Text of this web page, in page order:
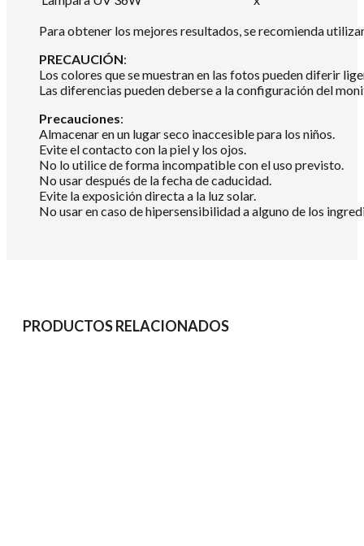
Para obtener los mejores resultados, se recomienda
PRECAUCIÓN:
Los colores que se muestran en las fotos pueden diferir
Las diferencias pueden deberse a la configuración del
Precauciones:
Almacenar en un lugar seco inaccesible para los niños.
Evite el contacto con la piel y los ojos.
No lo utilice de forma incompatible con el uso previsto.
No usar después de la fecha de caducidad.
Evite la exposición directa a la luz solar.
No usar en caso de hipersensibilidad a alguno de los
PRODUCTOS RELACIONADOS